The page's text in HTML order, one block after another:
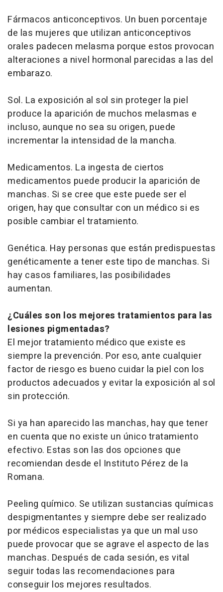
Fármacos anticonceptivos. Un buen porcentaje
de las mujeres que utilizan anticonceptivos
orales padecen melasma porque estos provocan
alteraciones a nivel hormonal parecidas a las del
embarazo.
Sol. La exposición al sol sin proteger la piel
produce la aparición de muchos melasmas e
incluso, aunque no sea su origen, puede
incrementar la intensidad de la mancha.
Medicamentos. La ingesta de ciertos
medicamentos puede producir la aparición de
manchas. Si se cree que este puede ser el
origen, hay que consultar con un médico si es
posible cambiar el tratamiento.
Genética. Hay personas que están predispuestas
genéticamente a tener este tipo de manchas. Si
hay casos familiares, las posibilidades
aumentan.
¿Cuáles son los mejores tratamientos para las
lesiones pigmentadas?
El mejor tratamiento médico que existe es
siempre la prevención. Por eso, ante cualquier
factor de riesgo es bueno cuidar la piel con los
productos adecuados y evitar la exposición al sol
sin protección.
Si ya han aparecido las manchas, hay que tener
en cuenta que no existe un único tratamiento
efectivo. Estas son las dos opciones que
recomiendan desde el Instituto Pérez de la
Romana.
Peeling químico. Se utilizan sustancias químicas
despigmentantes y siempre debe ser realizado
por médicos especialistas ya que un mal uso
puede provocar que se agrave el aspecto de las
manchas. Después de cada sesión, es vital
seguir todas las recomendaciones para
conseguir los mejores resultados.